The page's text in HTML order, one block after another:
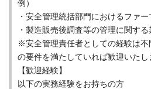
例）
・安全管理統括部門におけるファ
・製造販売後調査等の管理に関する
※安全管理責任者としての経験は
の要件を満たしていれば歓迎いたし
【歓迎経験】
以下の実務経験をお持ちの方